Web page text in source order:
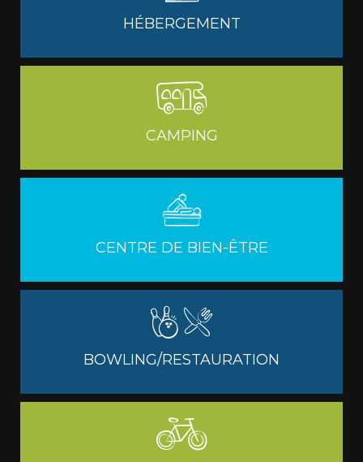
HÉBERGEMENT
CAMPING
CENTRE DE BIEN-ÊTRE
BOWLING/RESTAURATION